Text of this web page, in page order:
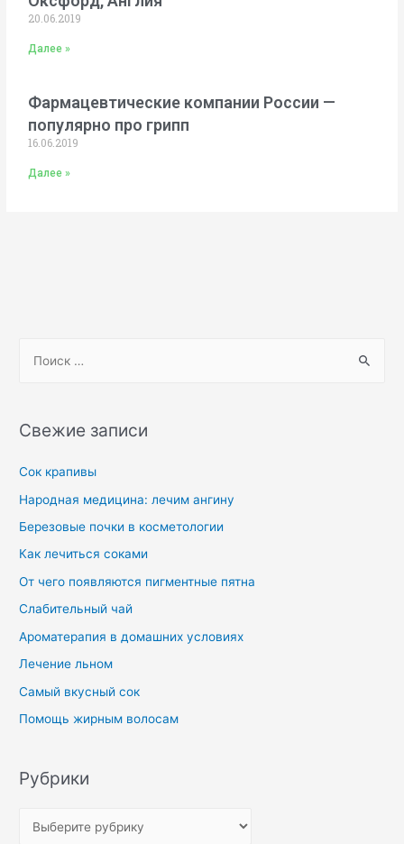
20.06.2019
Далее »
Фармацевтические компании России —
популярно про грипп
16.06.2019
Далее »
Свежие записи
Сок крапивы
Народная медицина: лечим ангину
Березовые почки в косметологии
Как лечиться соками
От чего появляются пигментные пятна
Слабительный чай
Ароматерапия в домашних условиях
Лечение льном
Самый вкусный сок
Помощь жирным волосам
Рубрики